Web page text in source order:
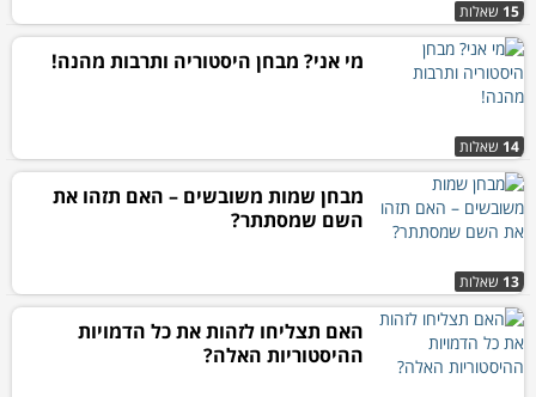
15 שאלות
14 שאלות
מי אני? מבחן היסטוריה ותרבות מהנה!
13 שאלות
מבחן שמות משובשים – האם תזהו את
השם שמסתתר?
האם תצליחו לזהות את כל הדמויות
ההיסטוריות האלה?